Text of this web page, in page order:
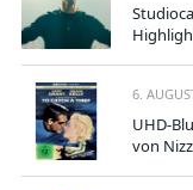
6.
UHD-
von